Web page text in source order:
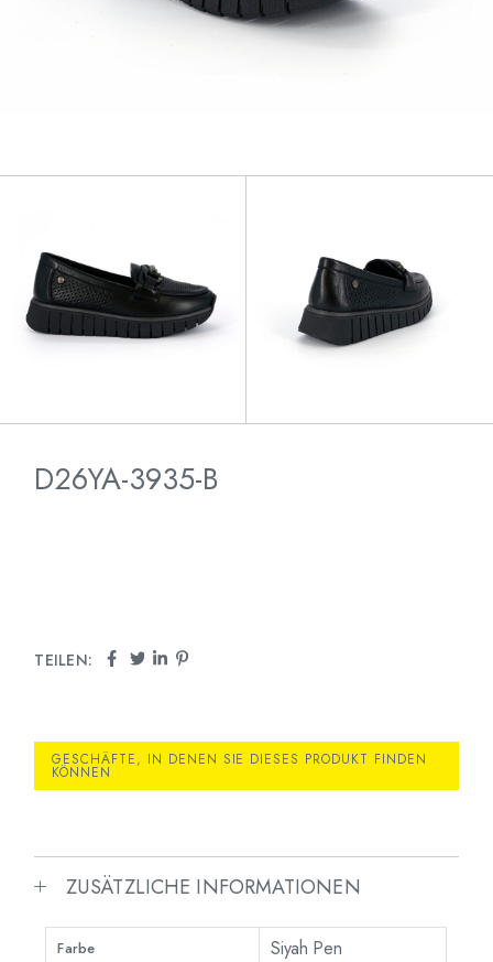
D26YA-3935-B
TEILEN:
GESCHÄFTE, IN DENEN SIE DIESES PRODUKT FINDEN
KÖNNEN
ZUSÄTZLICHE INFORMATIONEN
Farbe Siyah Pen